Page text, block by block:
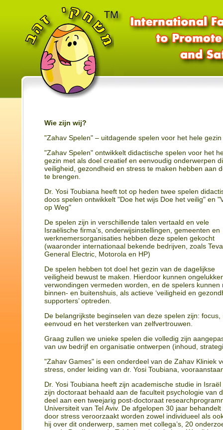
Wie zijn wij?
"Zahav Spelen" – uitdagende spelen voor het hele gezin
"Zahav Spelen" ontwikkelt didactische spelen voor het
gezin met als doel creatief en eenvoudig onderwerpen
veiligheid, gezondheid en stress te maken hebben aan
te brengen.
Dr. Yosi Toubiana heeft tot op heden twee spelen
doos spelen ontwikkelt "Doe het wijs Doe het veilig" en
op Weg"
De spelen zijn in verschillende talen vertaald en vele
Israëlische firma’s, onderwijsinstellingen, gemeenten en
werknemersorganisaties hebben deze spelen gekocht
(waaronder internationaal bekende bedrijven, zoals
General Electric, Motorola en HP)
De spelen hebben tot doel het gezin van de dagelijkse
veiligheid bewust te maken. Hierdoor kunnen
verwondingen vermeden worden, en de spelers kunnen
binnen- en buitenshuis, als actieve ‘veiligheid en
supporters’ optreden.
De belangrijkste beginselen van deze spelen zijn:
eenvoud en het versterken van zelfvertrouwen.
Graag zullen we unieke spelen die volledig zijn
van uw bedrijf en organisatie ontwerpen (inhoud,
"Zahav Games" is een onderdeel van de Zahav Kliniek
stress, onder leiding van dr. Yosi Toubiana,
Dr. Yosi Toubiana heeft zijn academische studie in
zijn doctoraat behaald aan de faculteit psychologie van
deel aan een tweejarig post-doctoraat
Universiteit van Tel Aviv. De afgelopen 30 jaar
door stress veroorzaakt worden zowel individueel als
hij over dit onderwerp, samen met collega’s, 20